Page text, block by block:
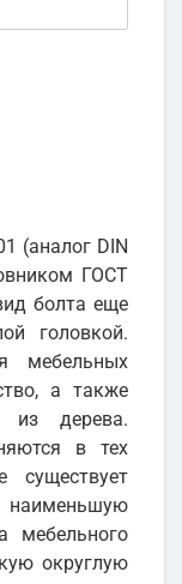
(аналог DIN
ГОСТ
болта еще
головкой.
мебельных
а также
из дерева.
в тех
существует
мебельного
округлую